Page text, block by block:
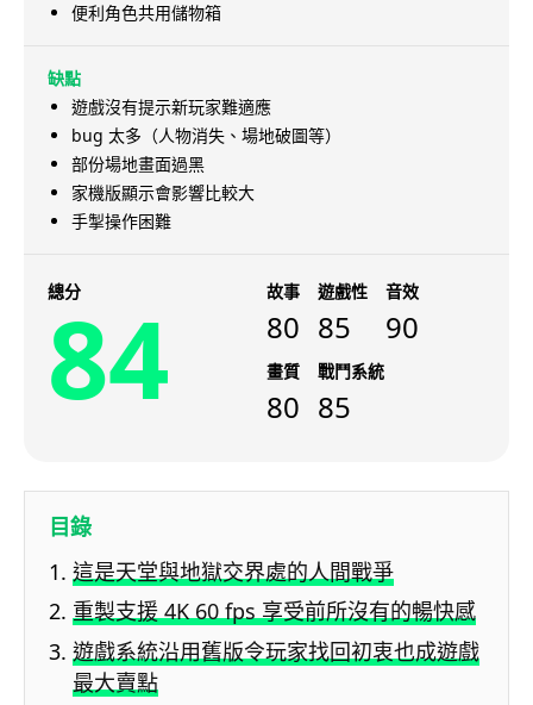
便利角色共用儲物箱
缺點
遊戲沒有提示新玩家難適應
bug 太多（人物消失、場地破圖等）
部份場地畫面過黑
家機版顯示會影響比較大
手掣操作困難
總分
84 故事
80
遊戲性
85
音效
90
畫質
80
戰鬥系統
85
目錄
這是天堂與地獄交界處的人間戰爭
重製支援 4K 60 fps 享受前所沒有的暢快感
遊戲系統沿用舊版令玩家找回初衷也成遊戲
最大賣點